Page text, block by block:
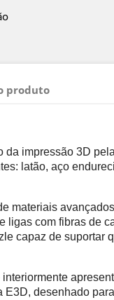
produto
da impressão 3D
latão, aço
materiais
ligas com fibras de
capaz de suportar
E3D, desenhado